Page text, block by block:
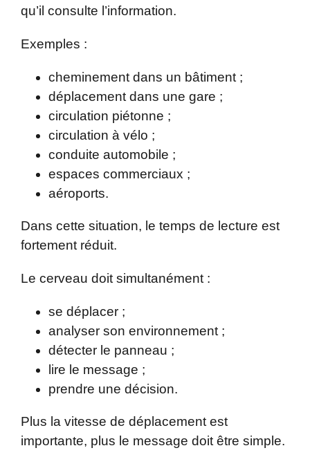
qu’il consulte l’information.
Exemples :
cheminement dans un bâtiment ;
déplacement dans une gare ;
circulation piétonne ;
circulation à vélo ;
conduite automobile ;
espaces commerciaux ;
aéroports.
Dans cette situation, le temps de lecture est
fortement réduit.
Le cerveau doit simultanément :
se déplacer ;
analyser son environnement ;
détecter le panneau ;
lire le message ;
prendre une décision.
Plus la vitesse de déplacement est
importante, plus le message doit être simple.